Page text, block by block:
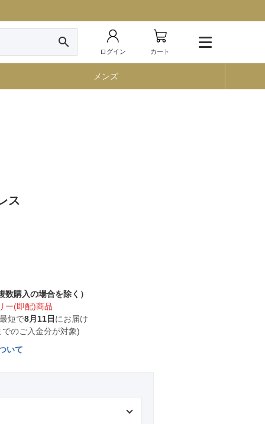
search
ログイン カート
メンズ
ス
数購入の場合を除く）
ー(即配)商品
短で8月11日 にお届け
のご入金分が対象)
いて